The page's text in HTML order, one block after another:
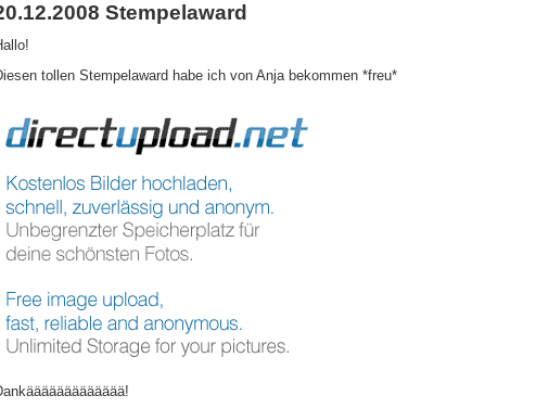
Stempelaward
tollen Stempelaward habe ich von Anja bekommen *freu*